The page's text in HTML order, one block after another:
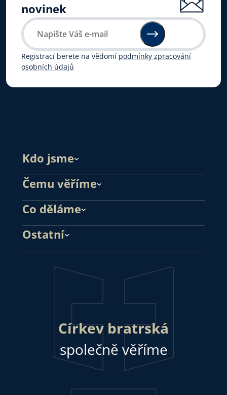
novinek
Registrací berete na vědomí podmínky zpracování
osobních údajů
Kdo jsme
Čemu věříme
Co děláme
Ostatní
Církev bratrská
společně věříme